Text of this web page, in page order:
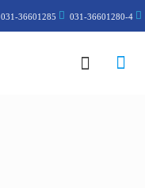
031-36601280-4
031-36601285